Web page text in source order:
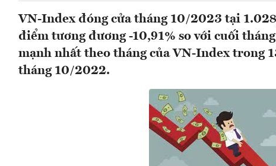
VN-Index đóng cửa tháng 10/2023 tại
điểm tương đương -10,91% so với cuối
mạnh nhất theo tháng của VN-Index trong
tháng 10/2022.